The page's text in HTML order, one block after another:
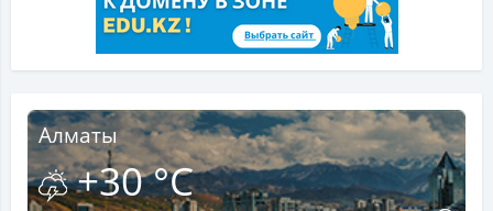
Алматы
+30 °C